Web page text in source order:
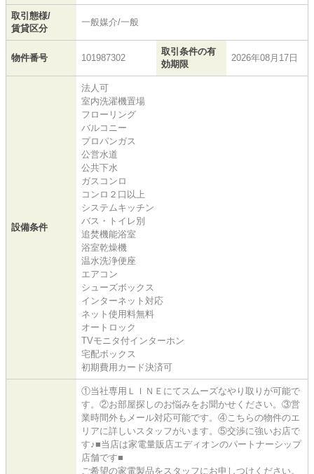
取引態様/
賃貸区分
一般媒介/一般
物件番号 101987302
取引条件の有
効期限
2026年08月17日
設備条件
法人可
室内洗濯機置場
フローリング
バルコニー
プロパンガス
公営水道
公共下水
ガスコンロ
コンロ２口以上
システムキッチン
バス・トイレ別
追焚機能浴室
浴室乾燥機
温水洗浄便座
エアコン
シューズボックス
インターネット対応
ネット使用料無料
オートロック
TVモニタ付インターホン
宅配ボックス
初期費用カード決済可
①当社専用ＬＩＮＥにてスムーズなやり取りが可能で
す。②お部屋探しのお悩みをお聞かせください。③営
業時間外もメール対応可能です。④こちらの物件のエ
リアに詳しいスタッフがいます。⑤交渉に強いお店で
す♪■当店は家電量販店エディオンのパートナーシップ
店舗です■
ご希望の家電製品をスタッフにお申しつけください。